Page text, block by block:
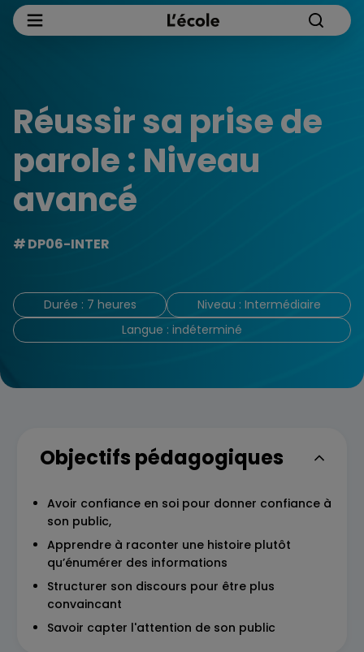
Réussir sa prise de
parole : Niveau
avancé
DP06-INTER
Durée : 7 heures
Niveau : Intermédiaire
Langue : indéterminé
Objectifs pédagogiques
Avoir confiance en soi pour donner confiance à
son public,
Apprendre à raconter une histoire plutôt
qu’énumérer des informations
Structurer son discours pour être plus
convaincant
Savoir capter l'attention de son public